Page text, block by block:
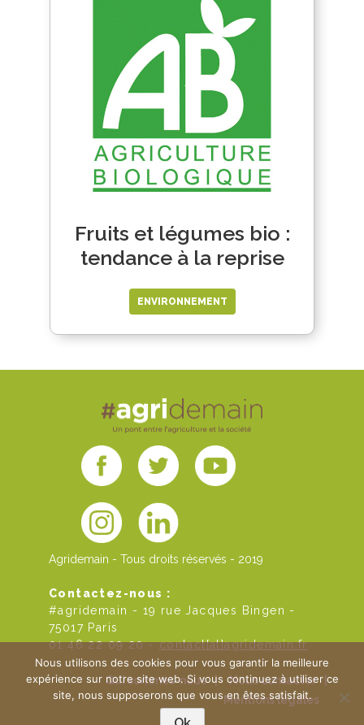
Fruits et légumes bio :
tendance à la reprise
ENVIRONNEMENT
Agridemain - Tous droits réservés - 2019
Contactez-nous :
#agridemain - 19 rue Jacques Bingen -
75017 Paris
01 46 22 09 20 -contact[at]agridemain.fr
Qui sommes-nous | Nous contacter
|
Mentions légales
Nous utilisons des cookies pour vous garantir la meilleure
expérience sur notre site web. Si vous continuez à utiliser ce
site, nous supposerons que vous en êtes satisfait.